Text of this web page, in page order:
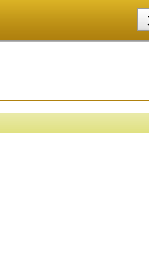
文字サイズ変更